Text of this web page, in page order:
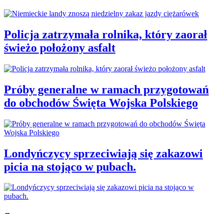
Policja zatrzymała rolnika, który zaorał
świeżo położony asfalt
Próby generalne w ramach przygotowań
do obchodów Święta Wojska Polskiego
Londyńczycy sprzeciwiają się zakazowi
picia na stojąco w pubach.